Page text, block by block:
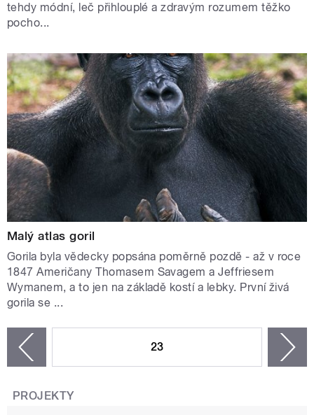
tehdy módní, leč přihlouplé a zdravým rozumem těžko
pocho...
Malý atlas goril
Gorila byla vědecky popsána poměrně pozdě - až v roce
1847 Američany Thomasem Savagem a Jeffriesem
Wymanem, a to jen na základě kostí a lebky. První živá
gorila se ...
23
PROJEKTY